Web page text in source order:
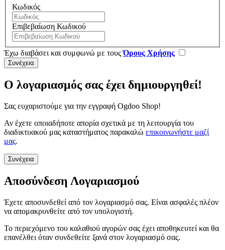
Κωδικός
Επιβεβαίωση Κωδικού
Έχω διαβάσει και συμφωνώ με τουςΌρους Χρήσης
Ο λογαριασμός σας έχει δημιουργηθεί!
Σας ευχαριστούμε για την εγγραφή Ogdoo Shop!
Αν έχετε οποιαδήποτε απορία σχετικά με τη λειτουργία του
διαδικτυακού μας καταστήματος παρακαλώ επικοινωνήστε μαζί
μας.
Συνέχεια
Αποσύνδεση Λογαριασμού
Έχετε αποσυνδεθεί από τον λογαριασμό σας. Είναι ασφαλές πλέον
να απομακρυνθείτε από τον υπολογιστή.
Το περιεχόμενο του καλαθιού αγορών σας έχει αποθηκευτεί και θα
επανέλθει όταν συνδεθείτε ξανά στον λογαριασμό σας.